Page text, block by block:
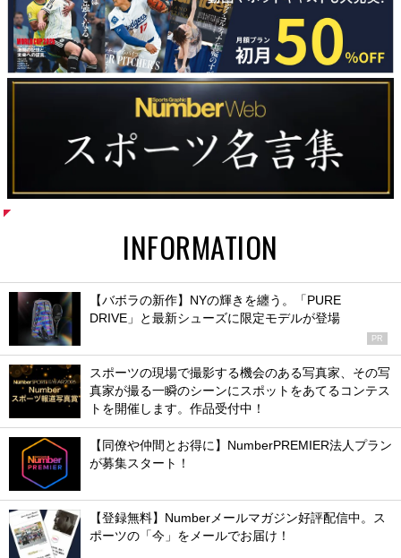
INFORMATION
【バボラの新作】NYの輝きを纏う。「PURE
DRIVE」と最新シューズに限定モデルが登場
PR
スポーツの現場で撮影する機会のある写真家、その写
真家が撮る一瞬のシーンにスポットをあてるコンテス
トを開催します。作品受付中！
【同僚や仲間とお得に】NumberPREMIER法人プラン
が募集スタート！
【登録無料】Numberメールマガジン好評配信中。ス
ポーツの「今」をメールでお届け！